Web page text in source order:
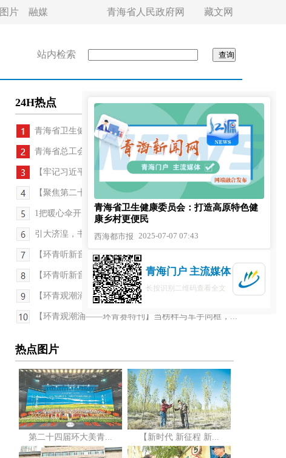
图片 融媒 青海省人民政府网 藏文网
站内检索
24H热点
青海省卫生健康委员会：打造高原特色健康乡村...
青海省总工会：力推“15项+”服务进驿站 更贴心
【牢记习近平总书记嘱托 打造生态文明高地】青海湖...
【聚焦第二十四届环大美青海国际公路自行车赛】环...
1把暖心伞开启22把爱心伞的接力
引大济湟，书写青海绿色水脉新篇章 引大济湟：为30...
【环青听新音——环青赛特刊】村主任的“环青赛记忆”
【环青听新音——环青赛特刊】“福谷”泻青翠 车轮...
【环青观潮涌——环青赛特刊】多巴-互助 高难度爬...
【环青观潮涌——环青赛特刊】当榜样与车手同框，...
热点图片
第二十四届环大美青... 【新时代 新征程 新...
青海省卫生健康委员会：打造高原特色健
康乡村更便民
西海都市报 2025-07-07 07:43
青海门户 主流媒体
长按识别二维码查看全文